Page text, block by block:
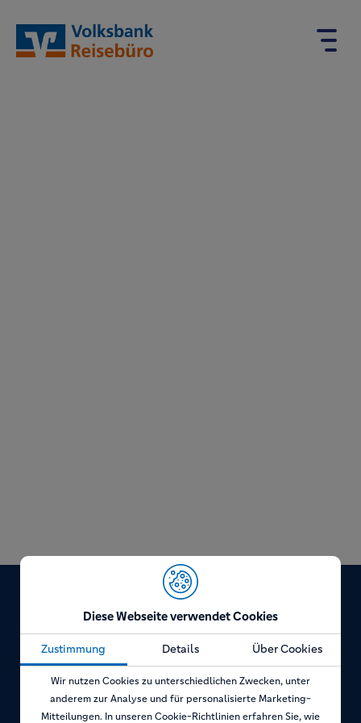
Diese Webseite verwendet Cookies
Zustimmung Details Über Cookies
Wir nutzen Cookies zu unterschiedlichen Zwecken, unter
anderem zur Analyse und für personalisierte Marketing-
Mitteilungen. In unseren Cookie-Richtlinien erfahren Sie, wie